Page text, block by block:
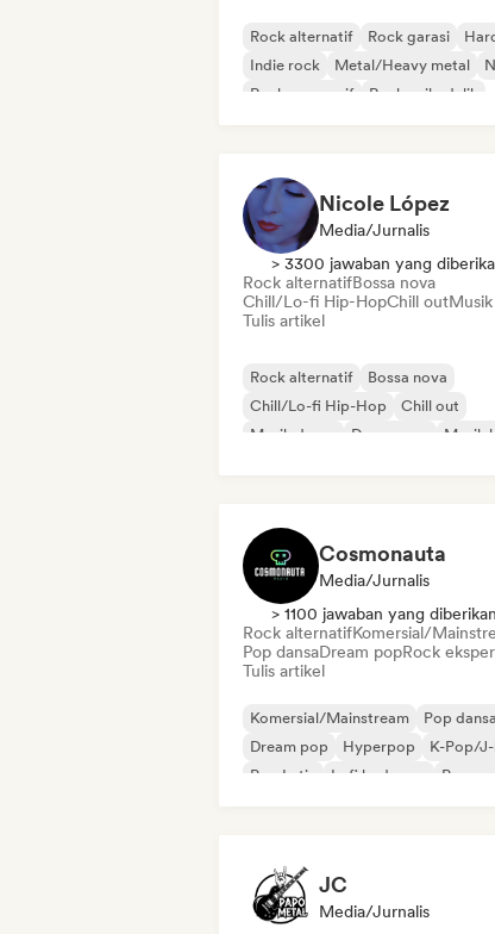
Rock alternatif Rock garasi
Indie rock
Metal/Heavy metal
Rock progresif
Rock psikedelik
Nicole López
Media/Jurnalis
> 3300 jawaban yang
Rock alternatifBossa nova
Chill/Lo-fi Hip-HopChill out
Tulis artikel
Rock alternatif
Bossa nova
Chill/Lo-fi Hip-Hop
Chill out
Musik dansa
Dream pop
Musik
Cosmonauta
Media/Jurnalis
> 1100 jawaban yang diberikan
Rock alternatifKomersial/
Pop dansaDream popRock
Tulis artikel
Komersial/Mainstream
Pop dansa
Dream pop
Hyperpop
K-Pop/
Pop Latin
Lofi bedroom Pop
JC
Media/Jurnalis